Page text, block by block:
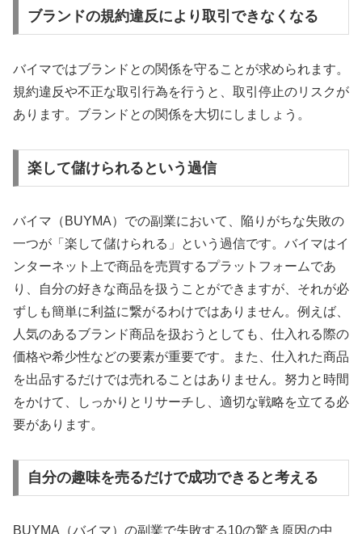
ブランドの規約違反により取引できなくなる
バイマではブランドとの関係を守ることが求められます。
規約違反や不正な取引行為を行うと、取引停止のリスクが
あります。ブランドとの関係を大切にしましょう。
楽して儲けられるという過信
バイマ（BUYMA）での副業において、陥りがちな失敗の
一つが「楽して儲けられる」という過信です。バイマはイ
ンターネット上で商品を売買するプラットフォームであ
り、自分の好きな商品を扱うことができますが、それが必
ずしも簡単に利益に繋がるわけではありません。例えば、
人気のあるブランド商品を扱おうとしても、仕入れる際の
価格や希少性などの要素が重要です。また、仕入れた商品
を出品するだけでは売れることはありません。努力と時間
をかけて、しっかりとリサーチし、適切な戦略を立てる必
要があります。
自分の趣味を売るだけで成功できると考える
BUYMA（バイマ）の副業で失敗する10の驚き原因の中